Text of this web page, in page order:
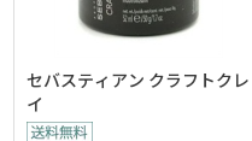
セバスティアン クラフトクレ
イ